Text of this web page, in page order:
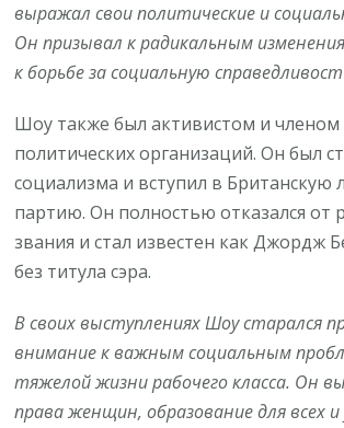
выражал свои политические и
Он призывал к радикальным
к борьбе за социальную
Шоу также был активистом и членом
политических организаций. Он был
социализма и вступил в Британскую
партию. Он полностью отказался от
звания и стал известен как Джордж
без титула сэра.
В своих выступлениях Шоу старался
внимание к важным социальным
тяжелой жизни рабочего класса. Он
права женщин, образование для всех